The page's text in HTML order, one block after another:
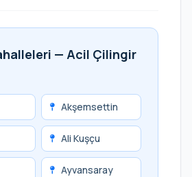
— Acil Çilingir
Akşemsettin
Ali Kuşçu
Ayvansaray